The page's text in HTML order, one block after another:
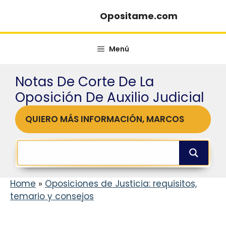
contenido
Opositame.com
Menú
Notas De Corte De La
Oposición De Auxilio Judicial
QUIERO MÁS INFORMACIÓN, MARCOS
Home » Oposiciones de Justicia: requisitos,
temario y consejos